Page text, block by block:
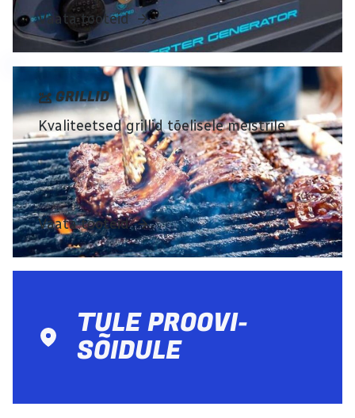
Vaata tooteid
GRILLID
Kvaliteetsed grillid tõelisele meistrile
Vaata tooteid
TULE PROOVI­
SÕIDULE